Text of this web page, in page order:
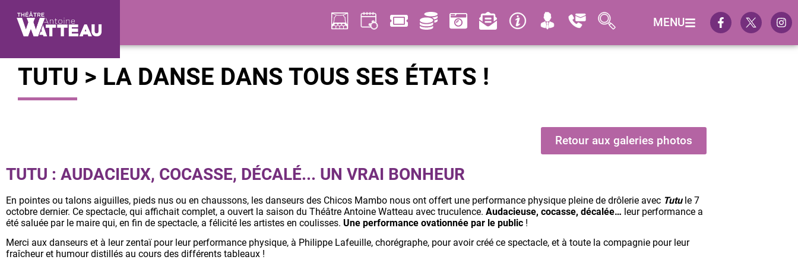
MENU
TUTU > LA DANSE DANS TOUS SES ÉTATS !
Retour aux galeries photos
TUTU : AUDACIEUX, COCASSE, DÉCALÉ... UN VRAI BONHEUR
En pointes ou talons aiguilles, pieds nus ou en chaussons, les danseurs des Chicos Mambo nous ont offert une performance physique pleine de drôlerie avec Tutule 7
octobre dernier. Ce spectacle, qui affichait complet, a ouvert la saison du Théâtre Antoine Watteau avec truculence. Audacieuse, cocasse, décalée… leur performance a
été saluée par le maire qui, en fin de spectacle, a félicité les artistes en coulisses. Une performance ovationnée par le public !
Merci aux danseurs et à leur zentaï pour leur performance physique, à Philippe Lafeuille, chorégraphe, pour avoir créé ce spectacle, et à toute la compagnie pour leur
fraîcheur et humour distillés au cours des différents tableaux !